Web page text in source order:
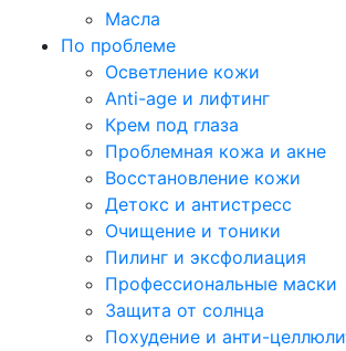
Масла
По проблеме
Осветление кожи
Anti-age и лифтинг
Крем под глаза
Проблемная кожа и акне
Восстановление кожи
Детокс и антистресс
Очищение и тоники
Пилинг и эксфолиация
Профессиональные маски
Защита от солнца
Похудение и анти-